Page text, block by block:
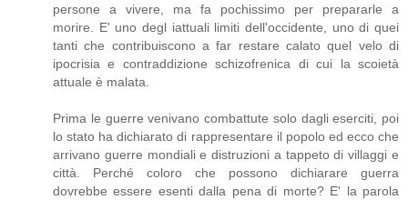
persone a vivere, ma fa pochissimo per prepararle a
morire. E' uno degl iattuali limiti dell'occidente, uno di quei
tanti che contribuiscono a far restare calato quel velo di
ipocrisia e contraddizione schizofrenica di cui la scoietà
attuale è malata.
Prima le guerre venivano combattute solo dagli eserciti, poi
lo stato ha dichiarato di rappresentare il popolo ed ecco che
arrivano guerre mondiali e distruzioni a tappeto di villaggi e
città. Perché coloro che possono dichiarare guerra
dovrebbe essere esenti dalla pena di morte? E' la parola